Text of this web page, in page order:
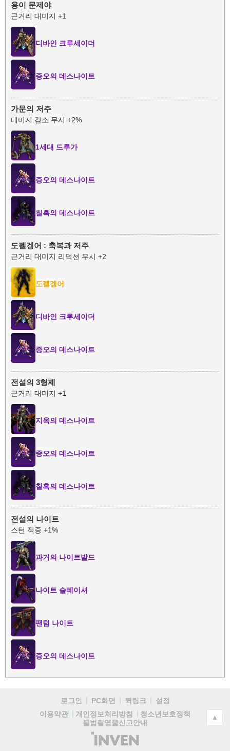
용이 문제야
근거리 대미지 +1
디바인 크루세이더
증오의 데스나이트
가문의 저주
대미지 감소 무시 +2%
1세대 드루가
증오의 데스나이트
칠흑의 데스나이트
도펠겡어 : 축복과 저주
근거리 대미지 리덕션 무시 +2
도펠겡어
디바인 크루세이더
증오의 데스나이트
전설의 3형제
근거리 대미지 +1
지옥의 데스나이트
증오의 데스나이트
칠흑의 데스나이트
전설의 나이트
스턴 적중 +1%
과거의 나이트발드
나이트 슬레이셔
팬텀 나이트
증오의 데스나이트
로그인 PC화면 퀵링크
설정
이용약관
개인정보처리방침
청소년보호정책
불법촬영물신고안내
(주)
인
▲